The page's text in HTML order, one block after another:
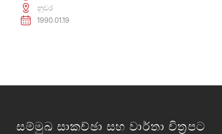
නුවර
1990.01.19
සම්මුඛ සාකච්ඡා සහ වාර්තා චිත්‍රපට